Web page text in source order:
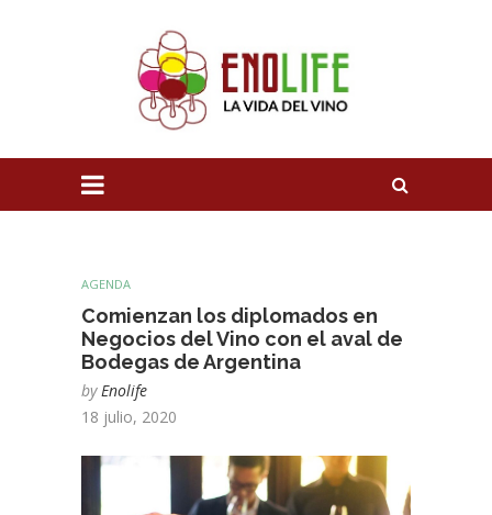
AGENDA
Comienzan los diplomados en
Negocios del Vino con el aval de
Bodegas de Argentina
by Enolife
18 julio, 2020